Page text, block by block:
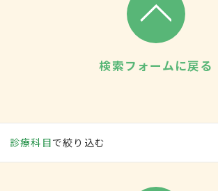
検索フォームに戻る
診療科目で絞り込む